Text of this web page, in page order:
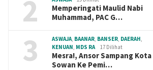
2
Memperingati Maulid Nabi
Muhammad, PAC G…
3 ASWAJA, BAANAR, BANSER, DAERAH,
KENUAN, MDS RA 17 Dilihat
Mesra!, Ansor Sampang Kota
Sowan Ke Pemi…